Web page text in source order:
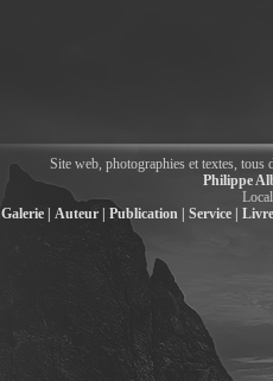
Site web, photographies et textes, tous
Philippe
Galerie | Auteur | Publication | Service |